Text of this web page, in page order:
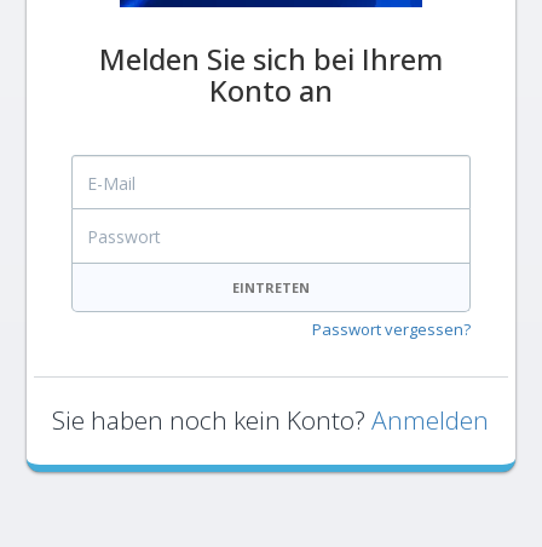
Melden Sie sich bei Ihrem
Konto an
E-Mail
EINTRETEN
Passwort vergessen?
Sie haben noch kein Konto? Anmelden